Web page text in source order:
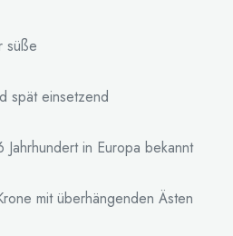
süße
spät einsetzend
in Europa bekannt
mit überhängenden Ästen